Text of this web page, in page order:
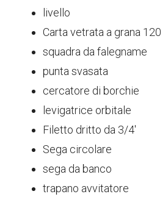
livello
Carta vetrata a grana 120
squadra da falegname
punta svasata
cercatore di borchie
levigatrice orbitale
Filetto dritto da 3/4'
Sega circolare
sega da banco
trapano avvitatore